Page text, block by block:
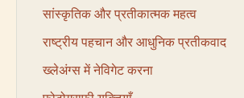
सांस्कृतिक और प्रतीकात्मक महत्व
राष्ट्रीय पहचान और आधुनिक प्रतीकवाद
ख्लेअंग्स में नेविगेट करना